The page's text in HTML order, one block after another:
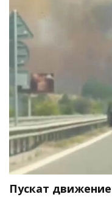
Пускат